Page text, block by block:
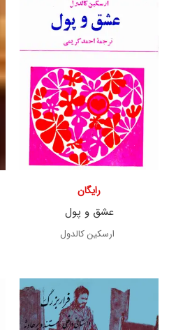
عشق و پول
رایگان
ارسکین کالدول